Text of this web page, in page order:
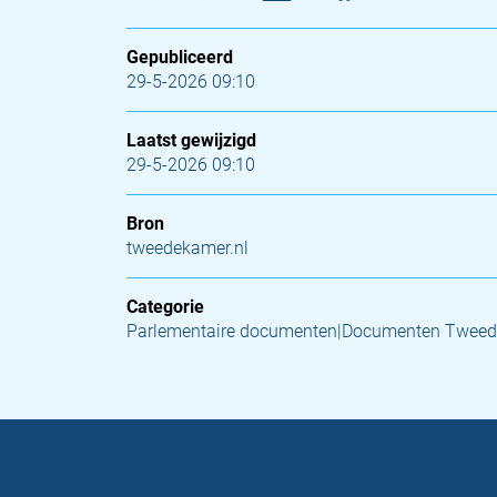
Gepubliceerd
29-5-2026 09:10
Laatst gewijzigd
29-5-2026 09:10
Bron
tweedekamer.nl
Categorie
Parlementaire documenten|Documenten